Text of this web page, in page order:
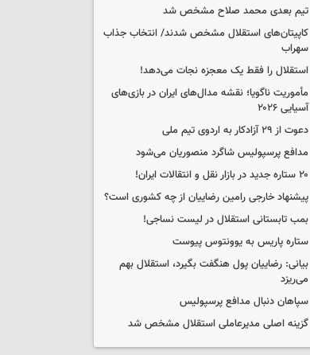
تیم بعدی محمد صلاح مشخص شد
کاپیتان‌های استقلال مشخص شدند/ انتخاب جذاب
سهراب
استقلال را فقط یک معجزه نجات می‌دهد!
مأموریت ناگویا؛ نقشه مدال‌های ایران در بازی‌های
آسیایی ۲۰۲۶
دعوت از ۲۹ آزادکار به اردوی تیم ملی
مدافع پرسپولیس شاگرد منصوریان می‌شود
۲۰ ستاره جدید در بازار نقل و انتقالات ایران!
پیشنهاد خارجی رامین رضاییان از چه کشوری است؟
بمب تابستانی استقلال در لیست نساجی!
ستاره پاریس به یوونتوس پیوست
بیانی: رضاییان پول هنگفت بگیرد، استقلال بهم
می‌ریزد
سپاهان دنبال مدافع پرسپولیس
گزینه اصلی مدیرعاملی استقلال مشخص شد